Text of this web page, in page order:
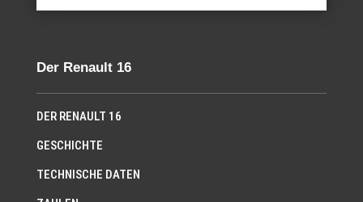
Der Renault 16
DER RENAULT 16
GESCHICHTE
TECHNISCHE DATEN